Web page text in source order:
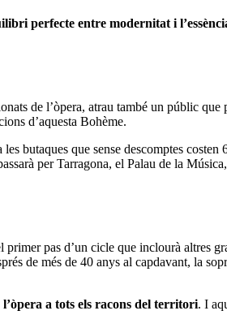
perfecte entre modernitat i
de l’òpera, atrau també un públic que
d’aquesta Bohème.
butaques que sense descomptes costen
per Tarragona, el Palau de la
pas d’un cicle que inclourà altres
de més de 40 anys al capdavant, la
a tots els racons del territori. I